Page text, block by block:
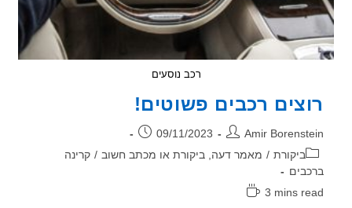
רכב נוסעים
רכבים פשוטים!
Amir פורסם:
09/11/2023
ביקורת / מאמר דעה, ביקורת או מכתב חשוב / קרינה
3 mins